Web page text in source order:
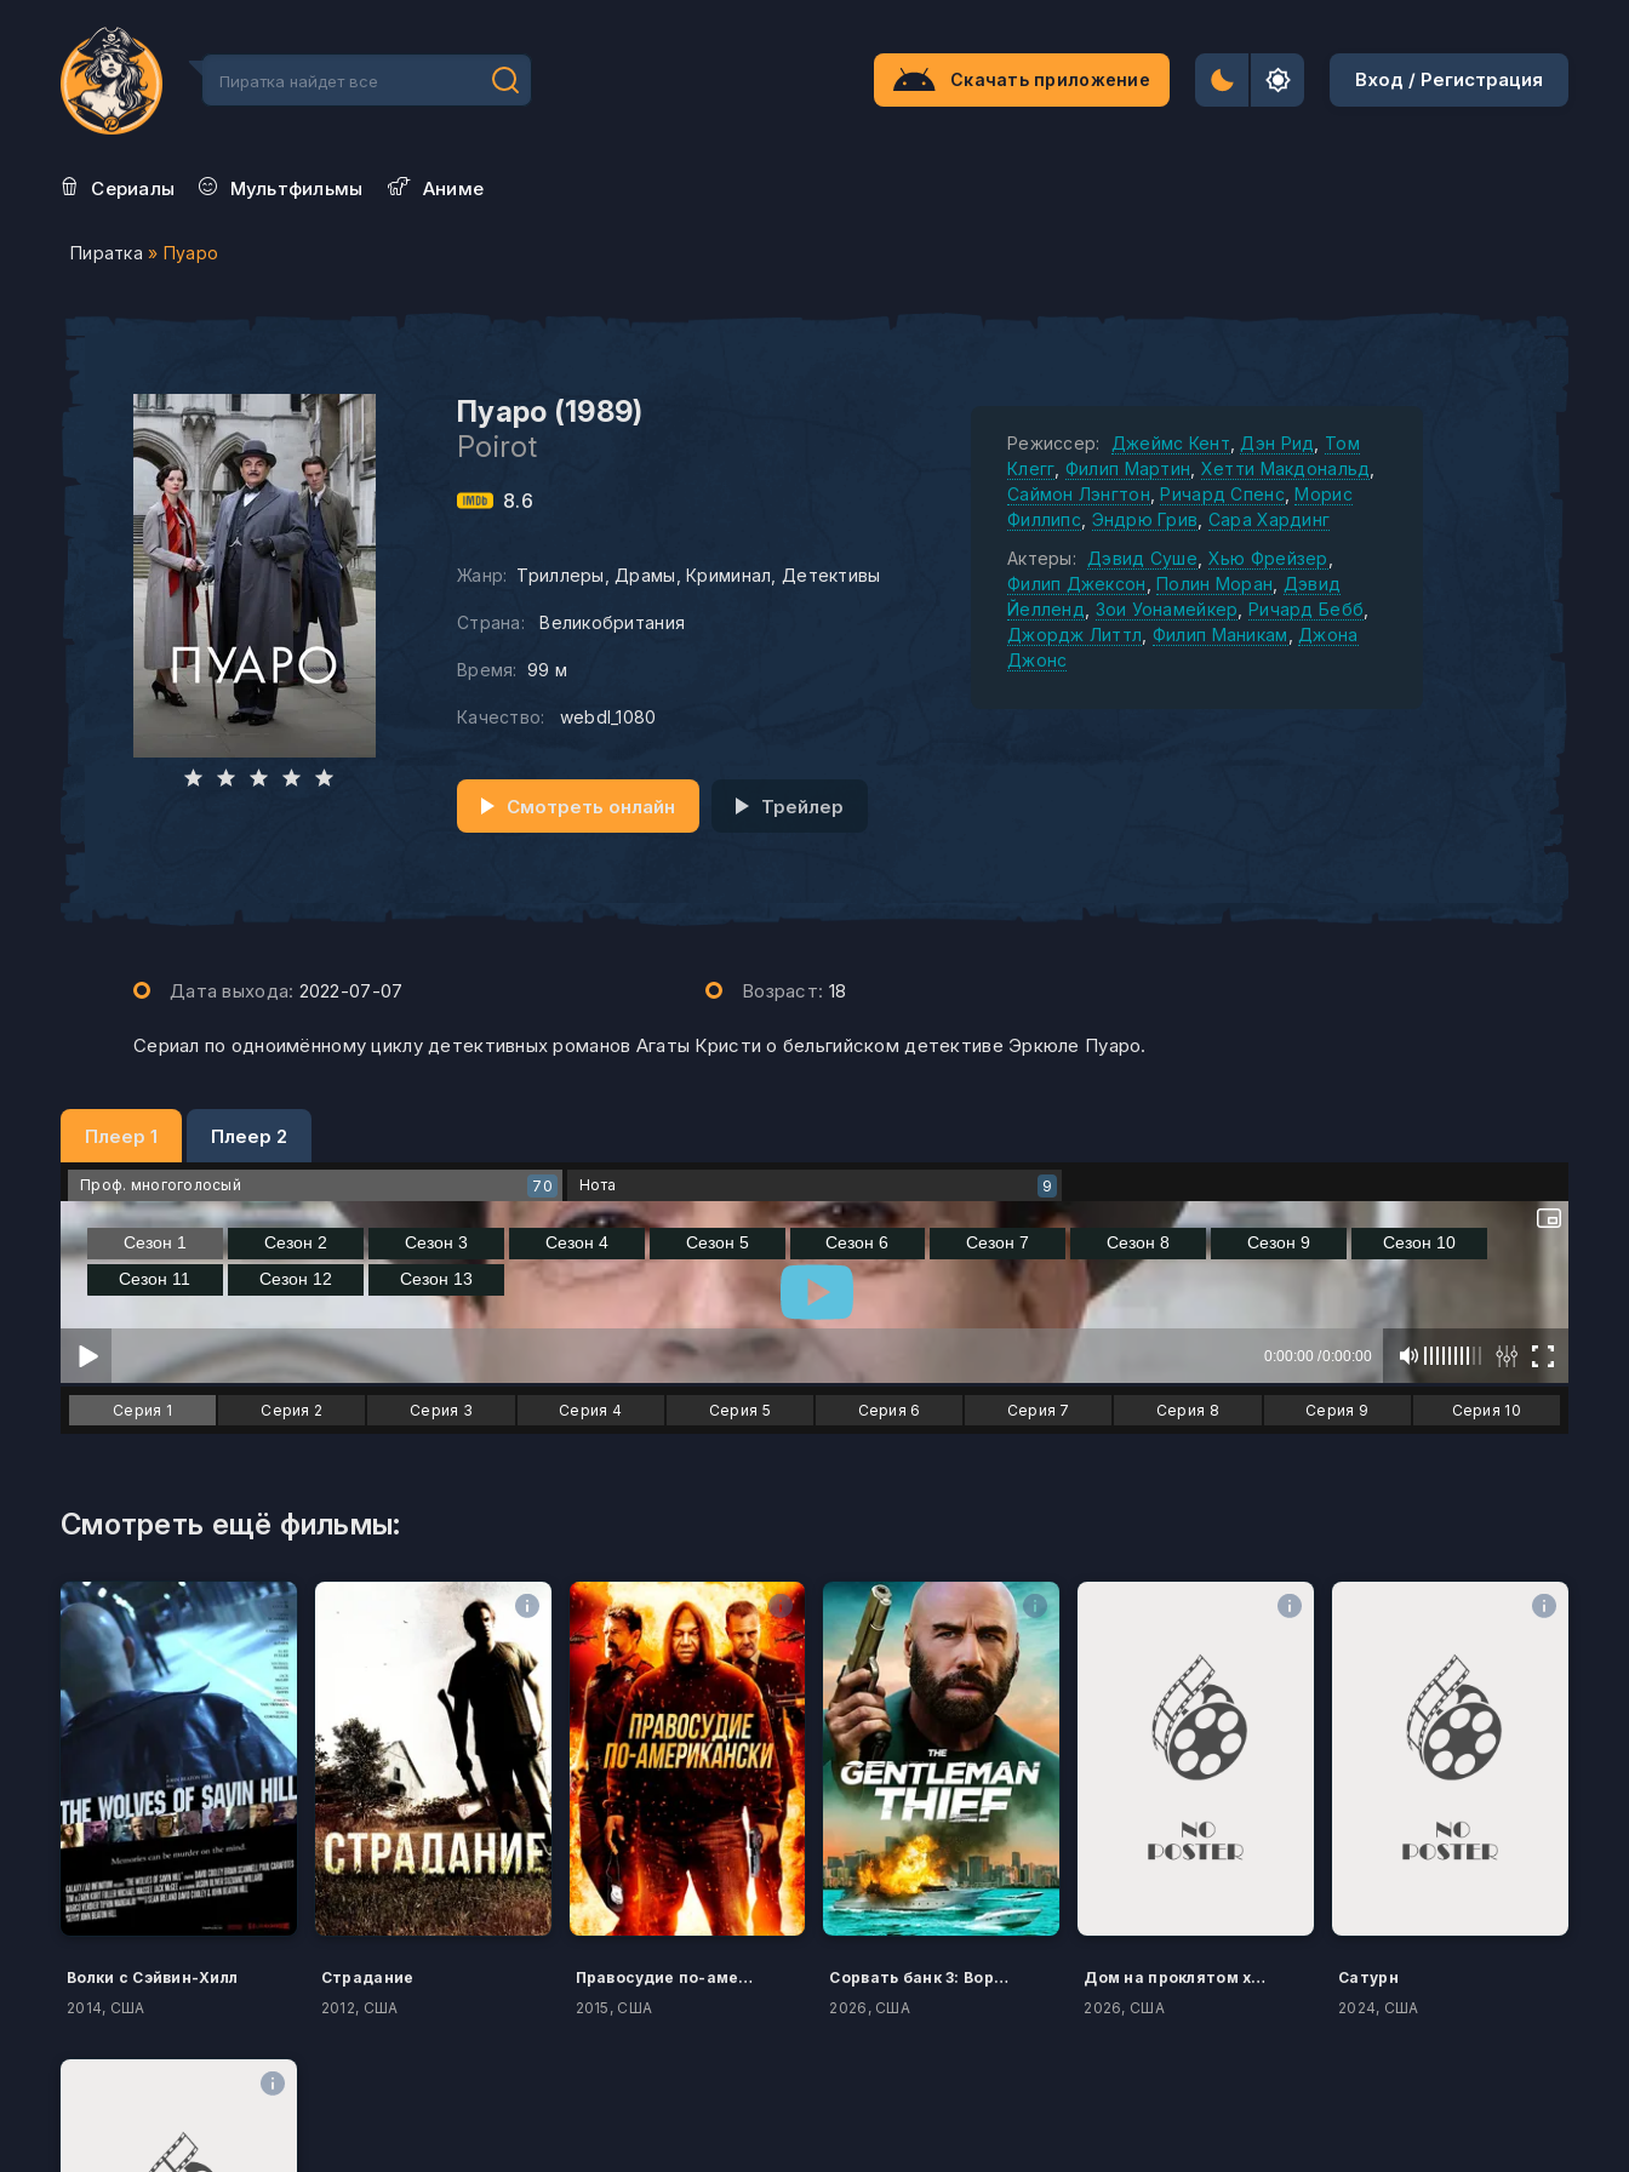
Скачать приложение Вход / Регистрация
Сериалы Мультфильмы Aниме
Пиратка » Пуаро
Пуаро (1989)
Poirot
8.6
Жанр: Триллеры Драмы Криминал Детективы
Страна: Великобритания
Время: 99 м
Качество: webdl_1080
Смотреть онлайн Трейлер
Режиссер: Джеймс Кент Дэн Рид
Том
Клегг Филип Мартин Хетти Макдональд
Саймон Лэнгтон Ричард Спенс Морис
Филлипс Эндрю Грив Сара Хардинг
Актеры:
Дэвид Суше Хью Фрейзер
Филип Джексон Полин Моран
Дэвид
Йелленд
Зои Уонамейкер Ричард Бебб
Джордж Литтл
Филип Маникам
Джона
Джонс
Дата выхода: 2022-07-07 Возраст: 18
Сериал по одноимённому циклу детективных романов Агаты Кристи о бельгийском детективе Эркюле Пуаро.
Плеер 1 Плеер 2
Проф. многоголосый 70 Нота 9
Серия 1 Серия 2 Серия 3 Серия 4 Серия 5 Серия 6 Серия 7 Серия 8 Серия 9 Серия 10
Смотреть ещё фильмы:
Волки с Сэйвин-Хилл
2014, США
Страдание
2012, США
Правосудие по-американски
2015, США
Сорвать банк 3: Вор-джентльмен
2026, США
Дом на проклятом холме
2026, США
Сатурн
2024, США